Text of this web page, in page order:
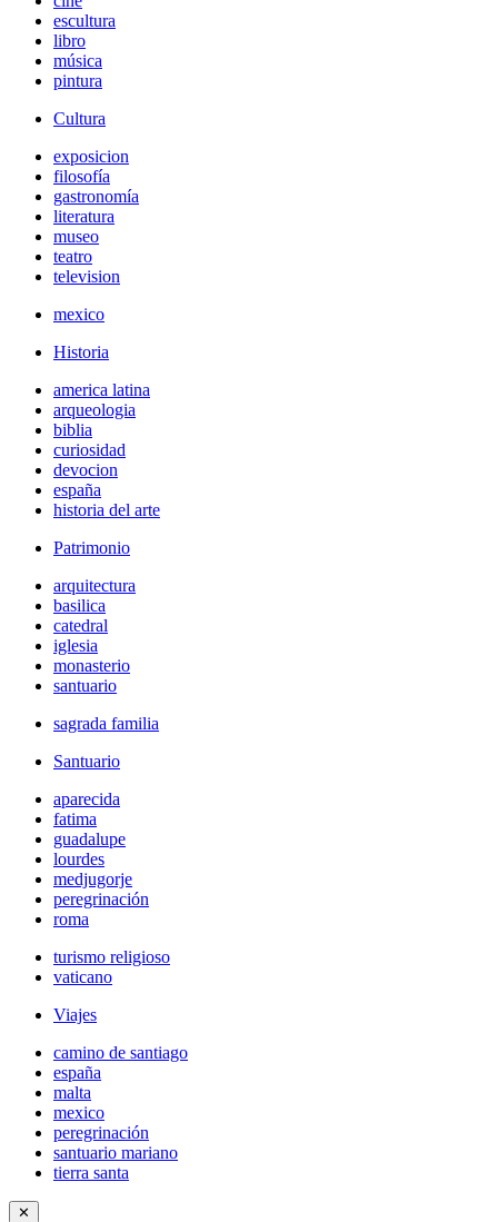
escultura
libro
música
pintura
Cultura
exposicion
filosofía
gastronomía
literatura
museo
teatro
television
mexico
Historia
america latina
arqueologia
biblia
curiosidad
devocion
españa
historia del arte
Patrimonio
arquitectura
basilica
catedral
iglesia
monasterio
santuario
sagrada familia
Santuario
aparecida
fatima
guadalupe
lourdes
medjugorje
peregrinación
roma
turismo religioso
vaticano
Viajes
camino de santiago
españa
malta
mexico
peregrinación
santuario mariano
tierra santa
✕